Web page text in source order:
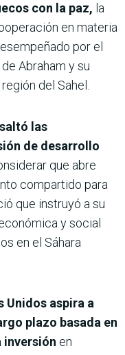
con la paz, la
en materia
por el
Abraham y su
del Sahel.
las
de desarrollo
que abre
compartido para
que instruyó a su
y social
en el Sáhara
Unidos aspira a
plazo basada en
inversión en